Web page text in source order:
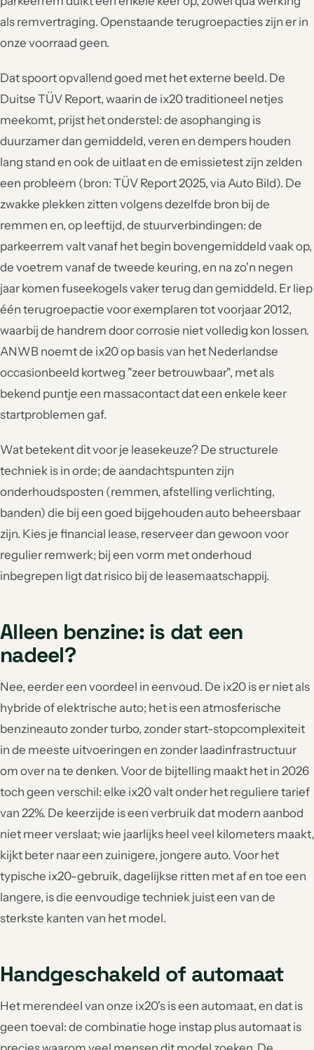
als remvertraging. Openstaande terugroepacties zijn er in
onze voorraad geen.
Dat spoort opvallend goed met het externe beeld. De
Duitse TÜV Report, waarin de ix20 traditioneel netjes
meekomt, prijst het onderstel: de asophanging is
duurzamer dan gemiddeld, veren en dempers houden
lang stand en ook de uitlaat en de emissietest zijn zelden
een probleem (bron: TÜV Report 2025, via Auto Bild). De
zwakke plekken zitten volgens dezelfde bron bij de
remmen en, op leeftijd, de stuurverbindingen: de
parkeerrem valt vanaf het begin bovengemiddeld vaak op,
de voetrem vanaf de tweede keuring, en na zo'n negen
jaar komen fuseekogels vaker terug dan gemiddeld. Er liep
één terugroepactie voor exemplaren tot voorjaar 2012,
waarbij de handrem door corrosie niet volledig kon lossen.
ANWB noemt de ix20 op basis van het Nederlandse
occasionbeeld kortweg "zeer betrouwbaar", met als
bekend puntje een massacontact dat een enkele keer
startproblemen gaf.
Wat betekent dit voor je leasekeuze? De structurele
techniek is in orde; de aandachtspunten zijn
onderhoudsposten (remmen, afstelling verlichting,
banden) die bij een goed bijgehouden auto beheersbaar
zijn. Kies je financial lease, reserveer dan gewoon voor
regulier remwerk; bij een vorm met onderhoud
inbegrepen ligt dat risico bij de leasemaatschappij.
Alleen benzine: is dat een
nadeel?
Nee, eerder een voordeel in eenvoud. De ix20 is er niet als
hybride of elektrische auto; het is een atmosferische
benzineauto zonder turbo, zonder start-stopcomplexiteit
in de meeste uitvoeringen en zonder laadinfrastructuur
om over na te denken. Voor de bijtelling maakt het in 2026
toch geen verschil: elke ix20 valt onder het reguliere tarief
van 22%. De keerzijde is een verbruik dat modern aanbod
niet meer verslaat; wie jaarlijks heel veel kilometers maakt,
kijkt beter naar een zuinigere, jongere auto. Voor het
typische ix20-gebruik, dagelijkse ritten met af en toe een
langere, is die eenvoudige techniek juist een van de
sterkste kanten van het model.
Handgeschakeld of automaat
Het merendeel van onze ix20's is een automaat, en dat is
geen toeval: de combinatie hoge instap plus automaat is